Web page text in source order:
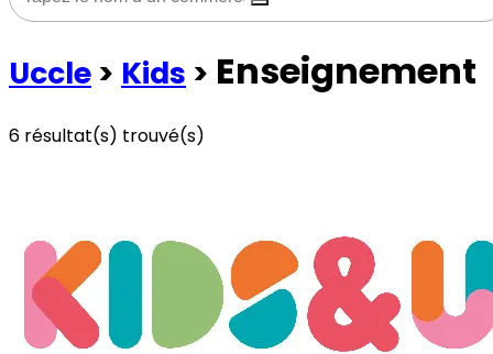
Uccle > Kids > Enseignement
6 résultat(s) trouvé(s)